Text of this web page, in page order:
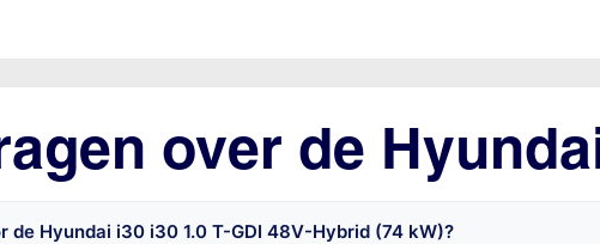
over de
Hyundai i30 i30 1.0 T-GDI 48V-Hybrid (74 kW)?